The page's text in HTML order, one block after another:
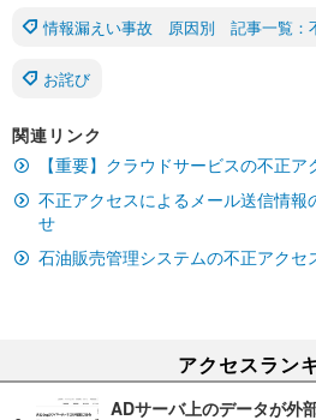
情報漏えい事故 原因別 記事一覧：
お詫び
関連リンク
【重要】クラウドサービスの不正
不正アクセスによるメール送信情報
せ
石油販売管理システムの不正アクセ
アクセスラン
ADサーバ上のデータが外